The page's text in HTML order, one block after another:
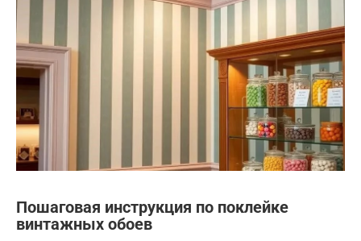
Пошаговая инструкция по поклейке
винтажных обоев